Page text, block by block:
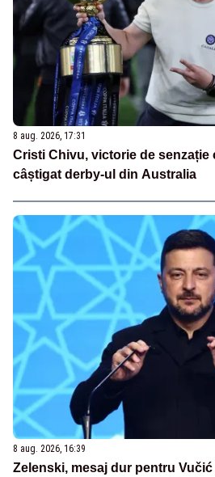
8 aug. 2026, 17:31
Cristi Chivu, victorie de senzație
câștigat derby-ul din Australia
8 aug. 2026, 16:39
Zelenski, mesaj dur pentru